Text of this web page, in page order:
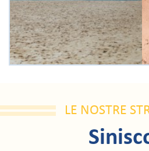
LE NOSTRE